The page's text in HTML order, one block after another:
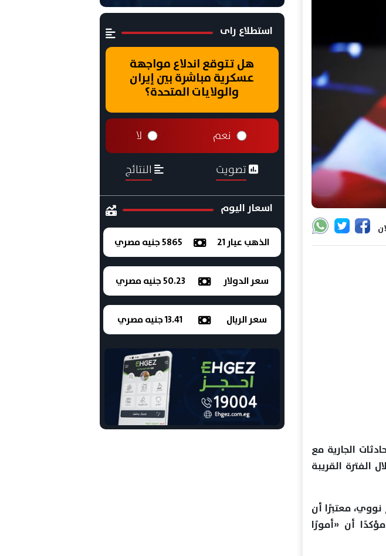
الجارية مع
الفترة القريبة
معتبرًا أن
أن «أمورًا
استطلاع راى
هل تتوقع اندلاع مواجهة
عسكرية مباشرة بين إيران
والولايات المتحدة؟
نعم لا
تصويت النتائج
اسعار اليوم
الذهب عيار 21 5865 جنيه مصري
سعر الدولار 50.23 جنيه مصري
سعر الريال 13.41 جنيه مصري